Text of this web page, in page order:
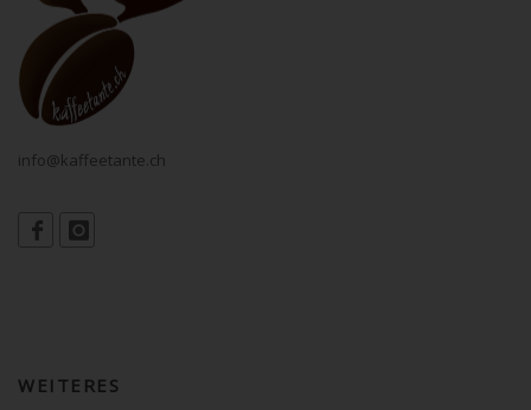
info@kaffeetante.ch
WEITERES